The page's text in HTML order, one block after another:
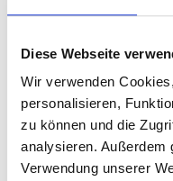
Diese Webseite
Wir verwenden
personalisieren,
zu können und die
analysieren. Außerdem
Verwendung unserer
Wenn Sie nach einem
Menü auf der linken Seite
nicht zu allen Produkten
Einbetten
Unter jedem Video finden
auf Ihrer Webseite